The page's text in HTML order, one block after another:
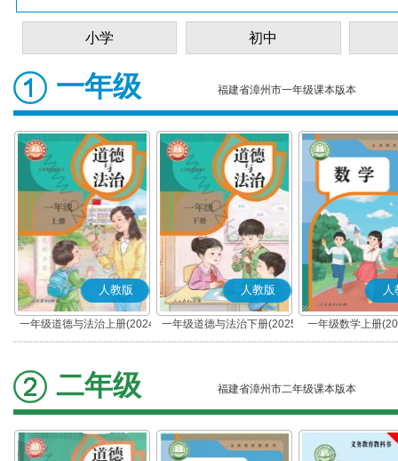
小学 初中
一年级 福建省漳州市一年级课本版本
人教版
一年级道德与法治上册(2024
秋版)(部编版)
人教版
一年级道德与法治下册(2025
春版)(部编版)
人
一年级数学上册
二年级 福建省漳州市二年级课本版本